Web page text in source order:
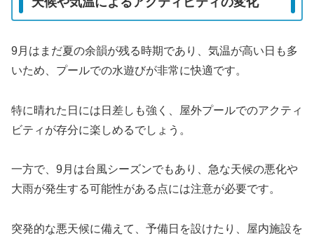
9月はまだ夏の余韻が残る時期であり、気温が高い日も多
いため、プールでの水遊びが非常に快適です。
特に晴れた日には日差しも強く、屋外プールでのアクティ
ビティが存分に楽しめるでしょう。
一方で、9月は台風シーズンでもあり、急な天候の悪化や
大雨が発生する可能性がある点には注意が必要です。
突発的な悪天候に備えて、予備日を設けたり、屋内施設を